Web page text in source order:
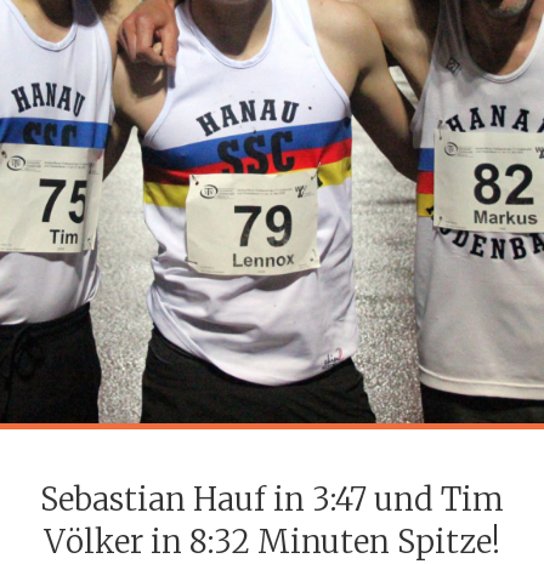
Sebastian Hauf in 3:47 und Tim
Völker in 8:32 Minuten Spitze!